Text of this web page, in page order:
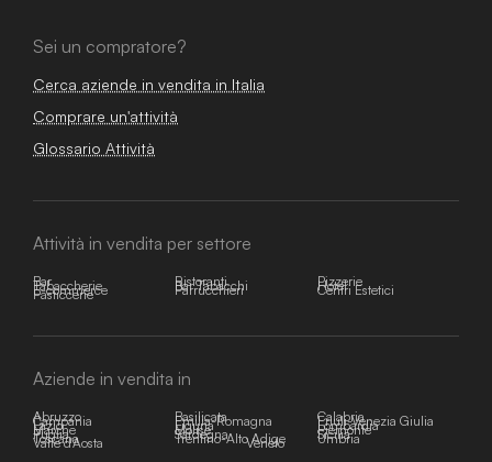
Sei un compratore?
Cerca aziende in vendita in Italia
Comprare un'attività
Glossario Attività
Attività in vendita per settore
Bar Ristoranti Pizzerie
Tabaccherie Bar Tabacchi Hotel
E-commerce Parrucchieri Centri Estetici
Pasticcerie
Aziende in vendita in
Abruzzo Basilicata Calabria
Campania Emilia-Romagna Friuli-Venezia Giulia
Lazio Liguria Lombardia
Marche Molise Piemonte
Puglia Sardegna Sicilia
Toscana Trentino-Alto Adige Umbria
Valle d'Aosta Veneto